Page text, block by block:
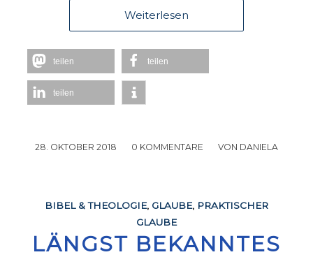
Weiterlesen
teilen teilen
teilen
28. OKTOBER 2018
/ 0 KOMMENTARE
/ VON DANIELA
BIBEL & THEOLOGIE, GLAUBE, PRAKTISCHER
GLAUBE
LÄNGST BEKANNTES